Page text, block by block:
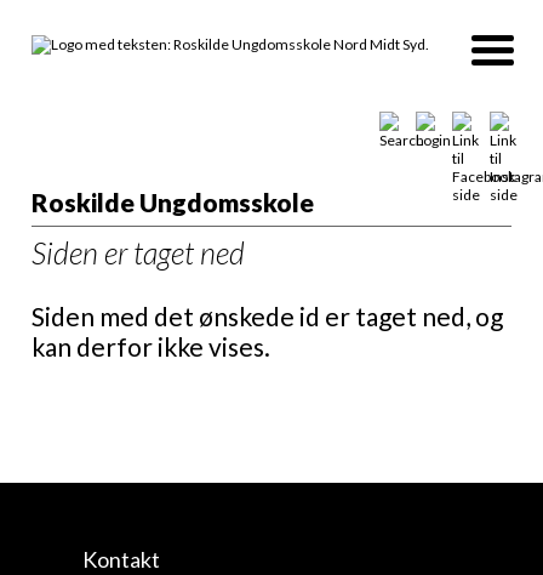
Roskilde Ungdomsskole
Siden er taget ned
Siden med det ønskede id er taget ned, og
kan derfor ikke vises.
Kontakt